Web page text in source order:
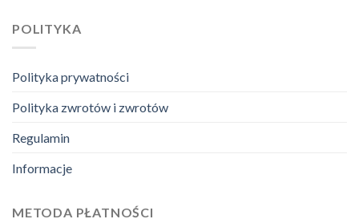
POLITYKA
Polityka prywatności
Polityka zwrotów i zwrotów
Regulamin
Informacje
METODA PŁATNOŚCI